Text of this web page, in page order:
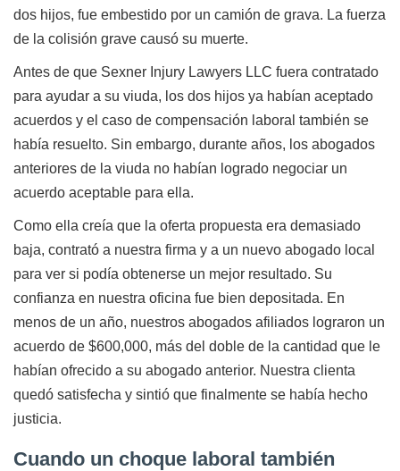
dos hijos, fue embestido por un camión de grava. La fuerza
de la colisión grave causó su muerte.
Antes de que Sexner Injury Lawyers LLC fuera contratado
para ayudar a su viuda, los dos hijos ya habían aceptado
acuerdos y el caso de compensación laboral también se
había resuelto. Sin embargo, durante años, los abogados
anteriores de la viuda no habían logrado negociar un
acuerdo aceptable para ella.
Como ella creía que la oferta propuesta era demasiado
baja, contrató a nuestra firma y a un nuevo abogado local
para ver si podía obtenerse un mejor resultado. Su
confianza en nuestra oficina fue bien depositada. En
menos de un año, nuestros abogados afiliados lograron un
acuerdo de $600,000, más del doble de la cantidad que le
habían ofrecido a su abogado anterior. Nuestra clienta
quedó satisfecha y sintió que finalmente se había hecho
justicia.
Cuando un choque laboral también